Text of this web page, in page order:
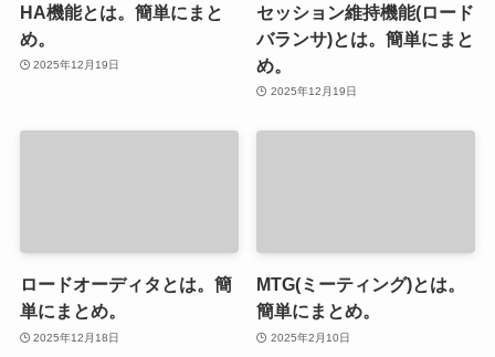
HA機能とは。簡単にまと
め。
2025年12月19日
セッション維持機能(ロード
バランサ)とは。簡単にまと
め。
2025年12月19日
ロードオーディタとは。簡
単にまとめ。
2025年12月18日
MTG(ミーティング)とは。
簡単にまとめ。
2025年2月10日